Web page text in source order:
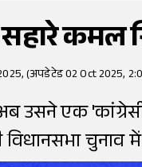
कमल
(अपडेटेड 02 Oct 2025,
अब उसने एक
चुनाव